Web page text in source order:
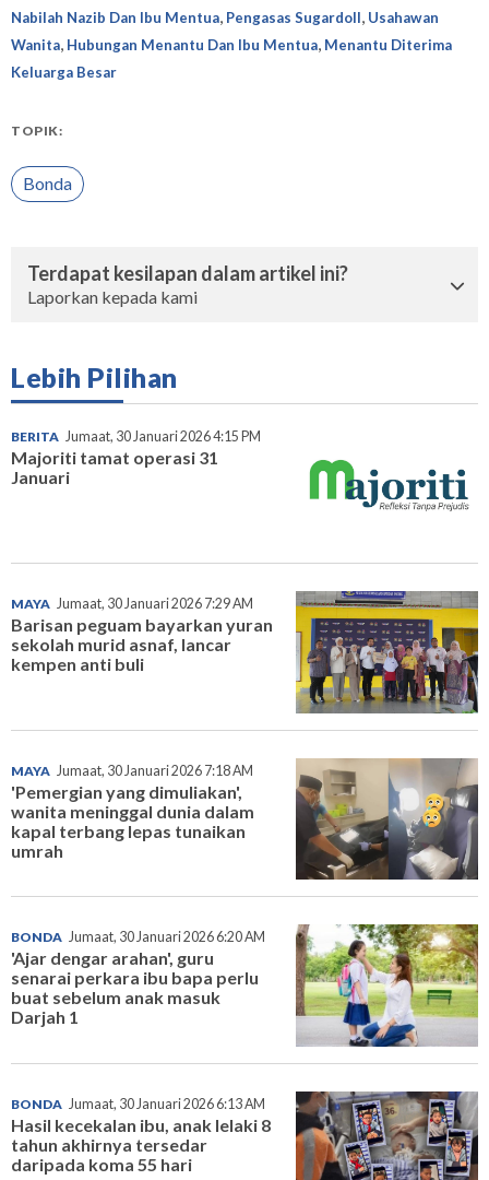
Nabilah Nazib Dan Ibu Mentua, Pengasas Sugardoll, Usahawan
Wanita, Hubungan Menantu Dan Ibu Mentua, Menantu Diterima
Keluarga Besar
TOPIK:
Bonda
Terdapat kesilapan dalam artikel ini?
Laporkan kepada kami
Lebih Pilihan
BERITA Jumaat, 30 Januari 2026 4:15 PM
Majoriti tamat operasi 31
Januari
MAYA Jumaat, 30 Januari 2026 7:29 AM
Barisan peguam bayarkan yuran
sekolah murid asnaf, lancar
kempen anti buli
MAYA Jumaat, 30 Januari 2026 7:18 AM
'Pemergian yang dimuliakan',
wanita meninggal dunia dalam
kapal terbang lepas tunaikan
umrah
BONDA Jumaat, 30 Januari 2026 6:20 AM
'Ajar dengar arahan', guru
senarai perkara ibu bapa perlu
buat sebelum anak masuk
Darjah 1
BONDA Jumaat, 30 Januari 2026 6:13 AM
Hasil kecekalan ibu, anak lelaki 8
tahun akhirnya tersedar
daripada koma 55 hari